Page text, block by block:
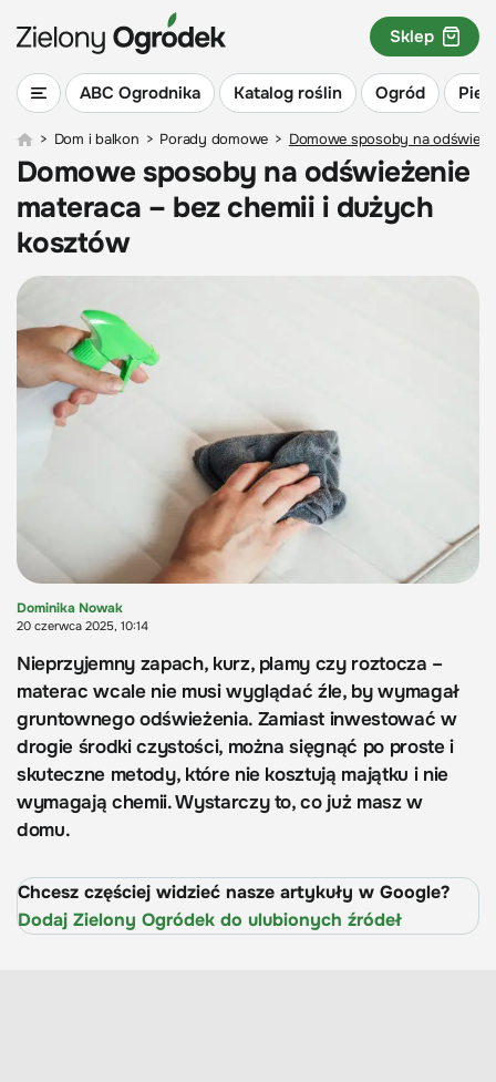
ABC Ogrodnika Katalog roślin Ogród
Sklep
> Dom i balkon > Porady domowe > Domowe sposoby na
Domowe sposoby na odświeżenie
materaca – bez chemii i dużych
kosztów
Dominika Nowak
20 czerwca 2025, 10:14
Nieprzyjemny zapach, kurz, plamy czy roztocza –
materac wcale nie musi wyglądać źle, by wymagał
gruntownego odświeżenia. Zamiast inwestować w
drogie środki czystości, można sięgnąć po proste i
skuteczne metody, które nie kosztują majątku i nie
wymagają chemii. Wystarczy to, co już masz w
domu.
Chcesz częściej widzieć nasze artykuły w Google?
Dodaj Zielony Ogródek do ulubionych źródeł